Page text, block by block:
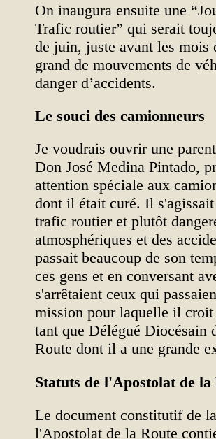
On inaugura ensuite une
Trafic routier” qui serait
de juin, juste avant les mois
grand de mouvements de
danger d’accidents.
Le souci des camionneurs
Je voudrais ouvrir une
Don José Medina Pintado,
attention spéciale aux
dont il était curé. Il
trafic routier et plutôt
atmosphériques et des
passait beaucoup de son
ces gens et en conversant
s'arrêtaient ceux qui
mission pour laquelle il
tant que Délégué
Route dont il a une grande
Statuts de l'Apostolat de la
Le document constitutif de
l'Apostolat de la Route